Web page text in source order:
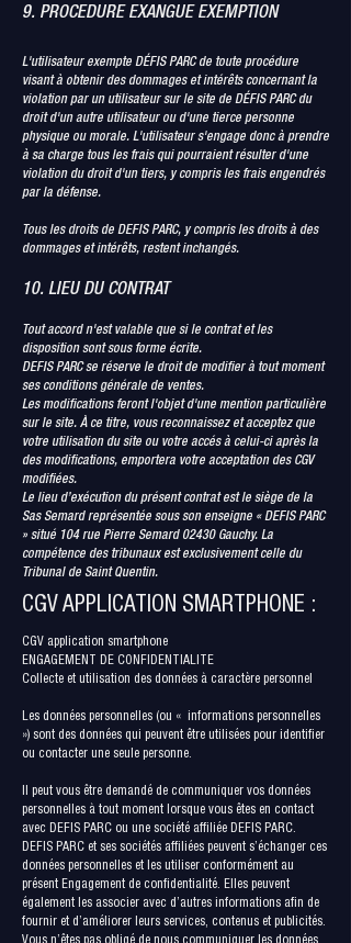
9. PROCEDURE EXANGUE EXEMPTION
L'utilisateur exempte DÉFIS PARC de toute procédure
visant à obtenir des dommages et intérêts concernant la
violation par un utilisateur sur le site de DÉFIS PARC du
droit d'un autre utilisateur ou d'une tierce personne
physique ou morale. L'utilisateur s'engage donc à prendre
à sa charge tous les frais qui pourraient résulter d'une
violation du droit d'un tiers, y compris les frais engendrés
par la défense.
Tous les droits de DEFIS PARC, y compris les droits à des
dommages et intérêts, restent inchangés.
10. LIEU DU CONTRAT
Tout accord n'est valable que si le contrat et les
disposition sont sous forme écrite.
DEFIS PARC se réserve le droit de modifier à tout moment
ses conditions générale de ventes.
Les modifications feront l'objet d'une mention particulière
sur le site. À ce titre, vous reconnaissez et acceptez que
votre utilisation du site ou votre accés à celui-ci après la
des modifications, emportera votre acceptation des CGV
modifiées.
Le lieu d’exécution du présent contrat est le siège de la
Sas Semard représentée sous son enseigne « DEFIS PARC
» situé 104 rue Pierre Semard 02430 Gauchy. La
compétence des tribunaux est exclusivement celle du
Tribunal de Saint Quentin.
CGV APPLICATION SMARTPHONE :
CGV application smartphone
ENGAGEMENT DE CONFIDENTIALITE
Collecte et utilisation des données à caractère personnel
Les données personnelles (ou « informations personnelles
») sont des données qui peuvent être utilisées pour identifier
ou contacter une seule personne.
Il peut vous être demandé de communiquer vos données
personnelles à tout moment lorsque vous êtes en contact
avec DEFIS PARC ou une société affiliée DEFIS PARC.
DEFIS PARC et ses sociétés affiliées peuvent s’échanger ces
données personnelles et les utiliser conformément au
présent Engagement de confidentialité. Elles peuvent
également les associer avec d’autres informations afin de
fournir et d’améliorer leurs services, contenus et publicités.